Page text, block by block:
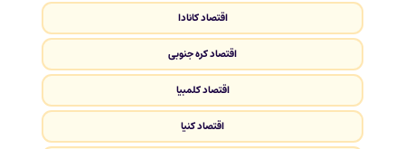
اقتصاد کانادا
اقتصاد کره جنوبی
اقتصاد کلمبیا
اقتصاد کنیا